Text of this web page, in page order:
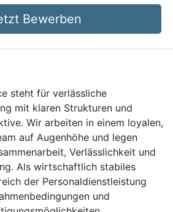
Bewerben
steht für verlässliche
mit klaren Strukturen und
Wir arbeiten in einem loyalen,
auf Augenhöhe und legen
Verlässlichkeit und
Als wirtschaftlich stabiles
der Personaldienstleistung
und